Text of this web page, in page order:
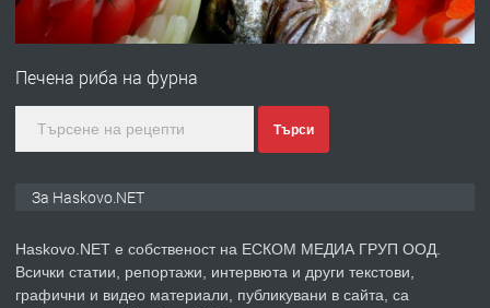
ПРЕДЛАГА
Продавам парцел в гр. Хасково кв.
асфалт 0889 537 426
преди 2 дни
Печена риба на фурна
Търси
За Haskovo.NET
Haskovo.NET е собственост на ЕСКОМ МЕДИА ГРУП ООД.
Всички статии, репортажи, интервюта и други текстови,
графични и видео материали, публикувани в сайта, са